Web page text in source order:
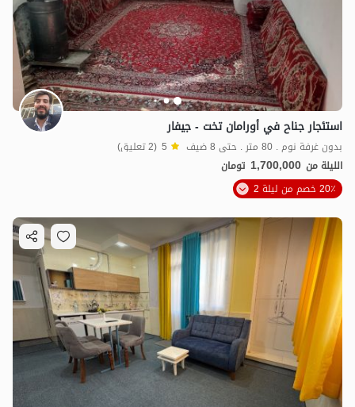
استئجار جناح في أورامان تخت - جيفار
بدون غرفة نوم . 80 متر . حتى 8 ضيف 5 (2 تعليق)
الليلة من 1,700,000 تومان
20٪ خصم من ليلة 2